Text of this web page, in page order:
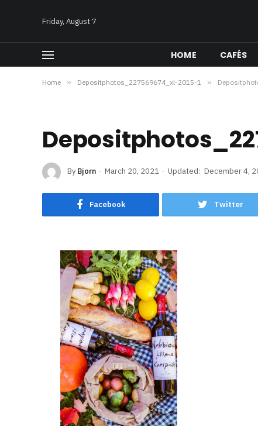
Friday, August 7
HOME CAFÉS
Home » Depositphotos_227569674_xl-2015-1 »
By Bjorn March 20, 2021 Updated: December 4,
Facebook Twitter